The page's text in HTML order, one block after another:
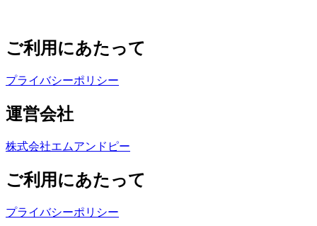
ご利用にあたって
プライバシーポリシー
運営会社
株式会社エムアンドピー
ご利用にあたって
プライバシーポリシー